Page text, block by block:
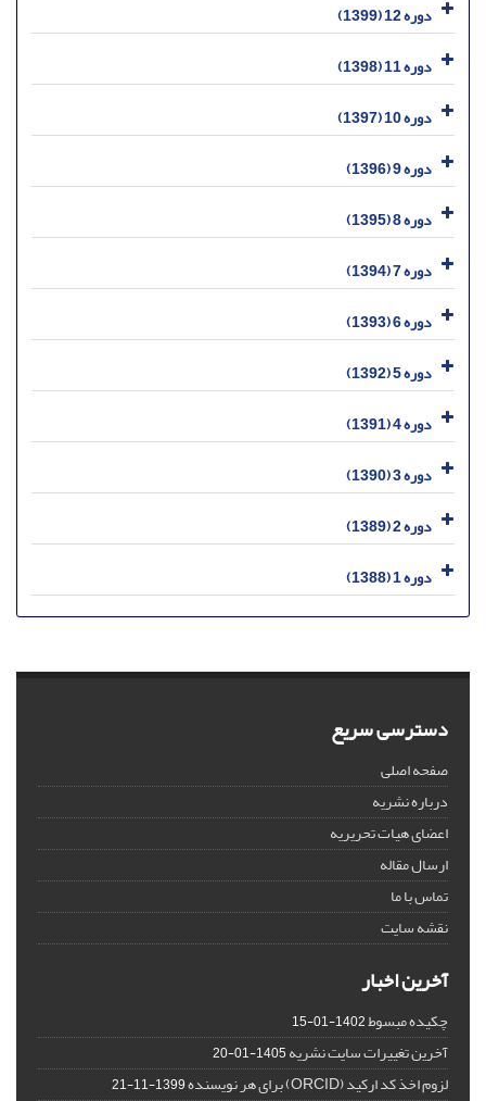
دوره 12 (1399)
دوره 11 (1398)
دوره 10 (1397)
دوره 9 (1396)
دوره 8 (1395)
دوره 7 (1394)
دوره 6 (1393)
دوره 5 (1392)
دوره 4 (1391)
دوره 3 (1390)
دوره 2 (1389)
دوره 1 (1388)
دسترسی سریع
صفحه اصلی
درباره نشریه
اعضای هیات تحریریه
ارسال مقاله
تماس با ما
نقشه سایت
آخرین اخبار
چکیده مبسوط1402-01-15
آخرین تغییرات سایت نشریه1405-01-20
لزوم اخذ کد ارکید (ORCID) برای هر نویسنده 1399-11-21